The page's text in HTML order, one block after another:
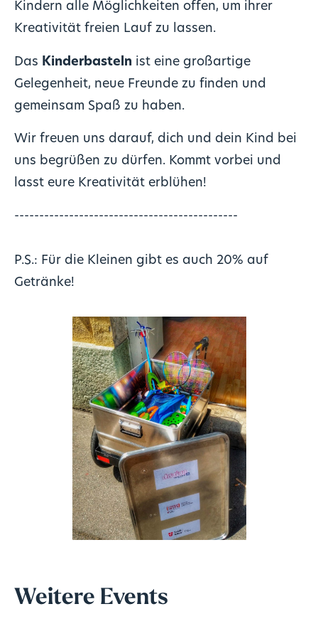
Kindern alle Möglichkeiten offen, um ihrer
Kreativität freien Lauf zu lassen.
Das Kinderbasteln ist eine großartige
Gelegenheit, neue Freunde zu finden und
gemeinsam Spaß zu haben.
Wir freuen uns darauf, dich und dein Kind bei
uns begrüßen zu dürfen. Kommt vorbei und
lasst eure Kreativität erblühen!
---------------------------------------------
P.S.: Für die Kleinen gibt es auch 20% auf
Getränke!
Weitere Events